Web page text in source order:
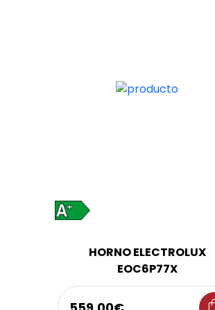
HORNO ELECTROLUX
EOC6P77X